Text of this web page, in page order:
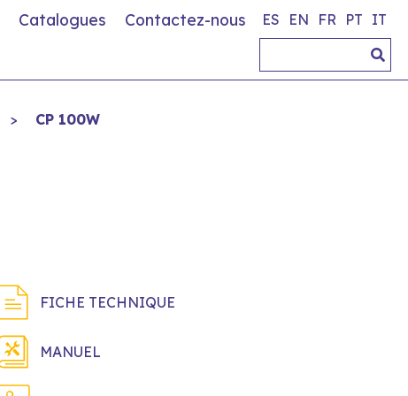
Catalogues Contactez-nous ES EN FR PT IT
> CP 100W
FICHE TECHNIQUE
MANUEL